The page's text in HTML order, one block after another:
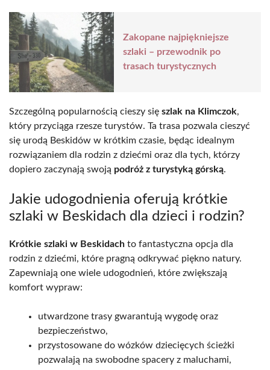
Zakopane najpiękniejsze
szlaki – przewodnik po
trasach turystycznych
Szczególną popularnością cieszy się szlak na Klimczok,
który przyciąga rzesze turystów. Ta trasa pozwala cieszyć
się urodą Beskidów w krótkim czasie, będąc idealnym
rozwiązaniem dla rodzin z dziećmi oraz dla tych, którzy
dopiero zaczynają swoją podróż z turystyką górską.
Jakie udogodnienia oferują krótkie
szlaki w Beskidach dla dzieci i rodzin?
Krótkie szlaki w Beskidach to fantastyczna opcja dla
rodzin z dziećmi, które pragną odkrywać piękno natury.
Zapewniają one wiele udogodnień, które zwiększają
komfort wypraw:
utwardzone trasy gwarantują wygodę oraz
bezpieczeństwo,
przystosowane do wózków dziecięcych ścieżki
pozwalają na swobodne spacery z maluchami,